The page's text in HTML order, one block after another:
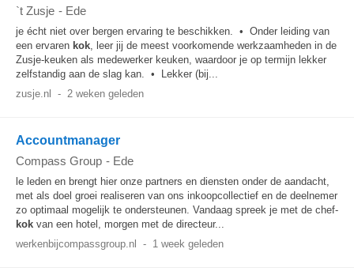
`t Zusje - Ede
je écht niet over bergen ervaring te beschikken. • Onder leiding van
een ervaren kok, leer jij de meest voorkomende werkzaamheden in de
Zusje-keuken als medewerker keuken, waardoor je op termijn lekker
zelfstandig aan de slag kan. • Lekker (bij...
zusje.nl
- 2 weken geleden
Accountmanager
Compass Group - Ede
le leden en brengt hier onze partners en diensten onder de aandacht,
met als doel groei realiseren van ons inkoopcollectief en de deelnemer
zo optimaal mogelijk te ondersteunen. Vandaag spreek je met de chef-
kok van een hotel, morgen met de directeur...
werkenbijcompassgroup.nl
- 1 week geleden